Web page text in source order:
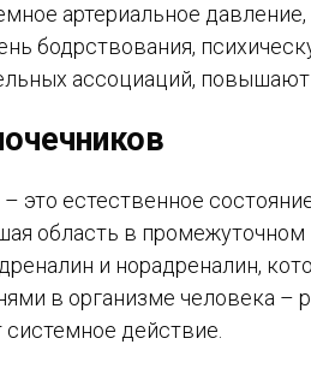
артериальное
бодрствования,
ассоциаций,
это естественное
область в
и норадреналин,
в организме человека –
действие.